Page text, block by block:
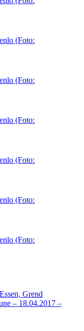
Grend
– 18.04.2017 –